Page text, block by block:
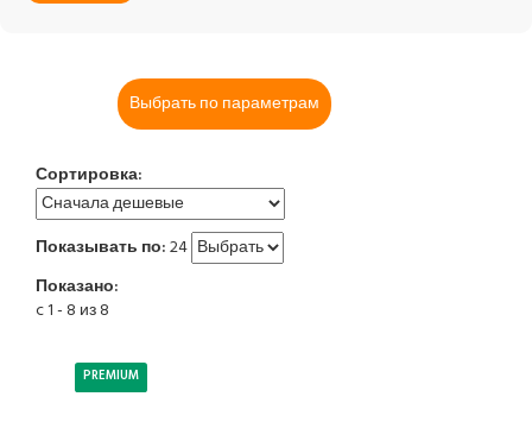
Выбрать по параметрам
Сортировка:
Показывать по:24
Показано:
c 1 - 8 из 8
PREMIUM